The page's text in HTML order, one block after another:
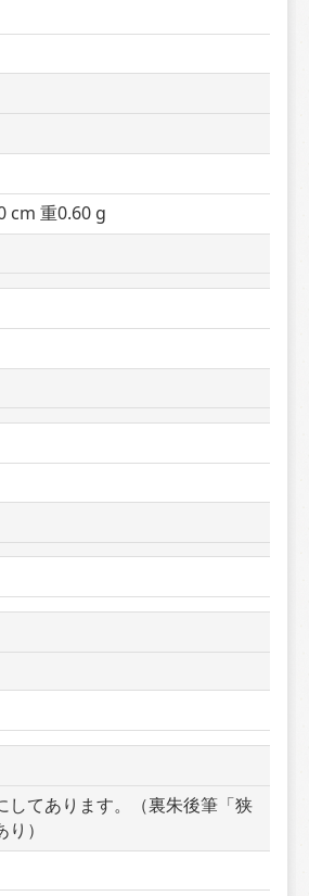
cm 重0.60 g
してあります。（裏朱後筆「狭
）